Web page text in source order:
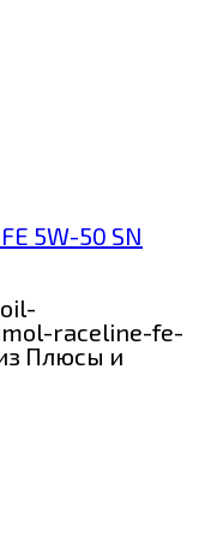
5W-50 SN
raceline-fe-
Плюсы и